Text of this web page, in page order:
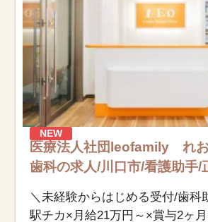
NEW
医療法人社団leofamily れ
歯科の求人/川口市/看護助手/
＼未経験からはじめる受付/歯科
駅チカ×月給21万円～×賞与2ヶ